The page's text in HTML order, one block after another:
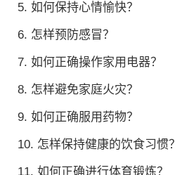
5. 如何保持心情愉快？
6. 怎样预防感冒？
7. 如何正确操作家用电器？
8. 怎样避免家庭火灾？
9. 如何正确服用药物？
10. 怎样保持健康的饮食习惯？
11. 如何正确进行体育锻炼？